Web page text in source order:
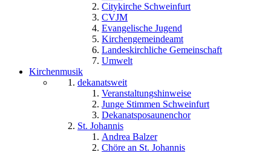
Citykirche Schweinfurt
CVJM
Evangelische Jugend
Kirchengemeindeamt
Landeskirchliche Gemeinschaft
Umwelt
Kirchenmusik
dekanatsweit
Veranstaltungshinweise
Junge Stimmen Schweinfurt
Dekanatsposaunenchor
St. Johannis
Andrea Balzer
Chöre an St. Johannis